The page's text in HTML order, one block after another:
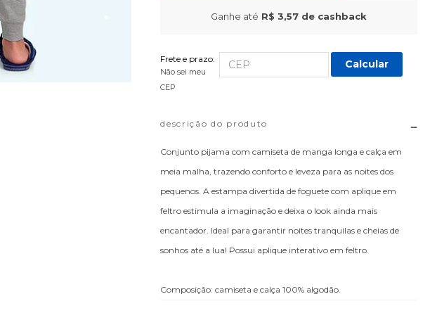
Ganhe até R$ 3,57de cashback
Frete e prazo:
Não sei meu
CEP
Calcular
descrição do produto
Conjunto pijama com camiseta de manga longa e calça em
meia malha, trazendo conforto e leveza para as noites dos
pequenos. A estampa divertida de foguete com aplique em
feltro estimula a imaginação e deixa o look ainda mais
encantador. Ideal para garantir noites tranquilas e cheias de
sonhos até a lua! Possui aplique interativo em feltro.
Composição: camiseta e calça 100% algodão.